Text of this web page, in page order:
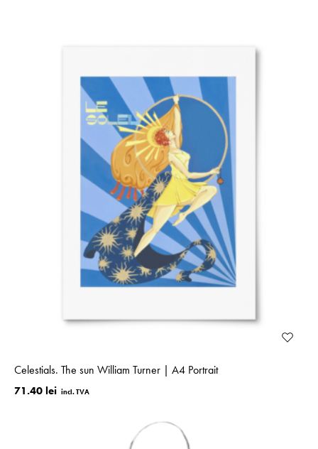
Celestials. The sun William Turner | A4 Portrait
71.40 lei